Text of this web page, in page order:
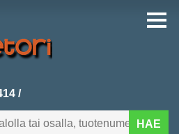
/
HAE